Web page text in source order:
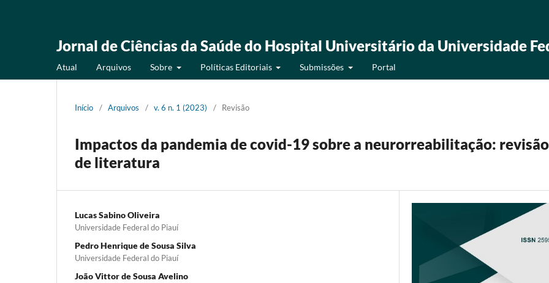
Jornal de Ciências da Saúde do Hospital Universitário da Universidade
Atual Arquivos Sobre Políticas Editoriais Submissões Portal
Início / Arquivos / v. 6 n. 1 (2023) / Revisão
Impactos da pandemia de covid-19 sobre a neurorreabilitação: revisão
de literatura
Lucas Sabino Oliveira
Universidade Federal do Piauí
Pedro Henrique de Sousa Silva
Universidade Federal do Piauí
João Vittor de Sousa Avelino